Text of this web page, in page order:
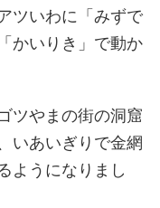
ツいわに「みずで
かいりき」で動か
ツやまの街の洞窟
いあいぎりで金網
ようになりまし